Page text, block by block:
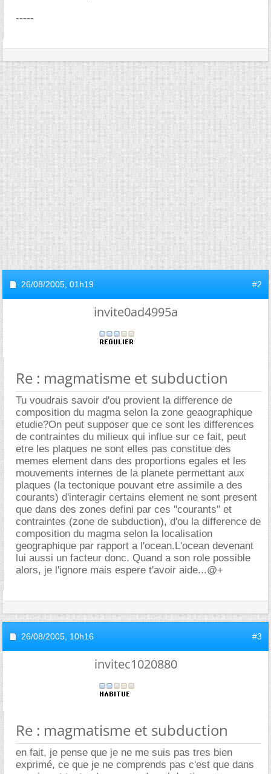
-----
26/08/2005, 01h19 #2
invite0ad4995a
Re : magmatisme et subduction
Tu voudrais savoir d'ou provient la difference de
composition du magma selon la zone geaographique
etudie?On peut supposer que ce sont les differences
de contraintes du milieux qui influe sur ce fait, peut
etre les plaques ne sont elles pas constitue des
memes element dans des proportions egales et les
mouvements internes de la planete permettant aux
plaques (la tectonique pouvant etre assimile a des
courants) d'interagir certains element ne sont present
que dans des zones defini par ces ''courants'' et
contraintes (zone de subduction), d'ou la difference de
composition du magma selon la localisation
geographique par rapport a l'ocean.L'ocean devenant
lui aussi un facteur donc. Quand a son role possible
alors, je l'ignore mais espere t'avoir aide...@+
26/08/2005, 10h16 #3
invitec1020880
Re : magmatisme et subduction
en fait, je pense que je ne me suis pas tres bien
exprimé, ce que je ne comprends pas c'est que dans